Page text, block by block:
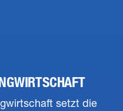
setzt die